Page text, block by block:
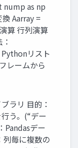
as np
Aarray =
算 行列演算
リスト
レームから
ラリ 目的：
う。(“デー
Pandasデー
列毎に複数の